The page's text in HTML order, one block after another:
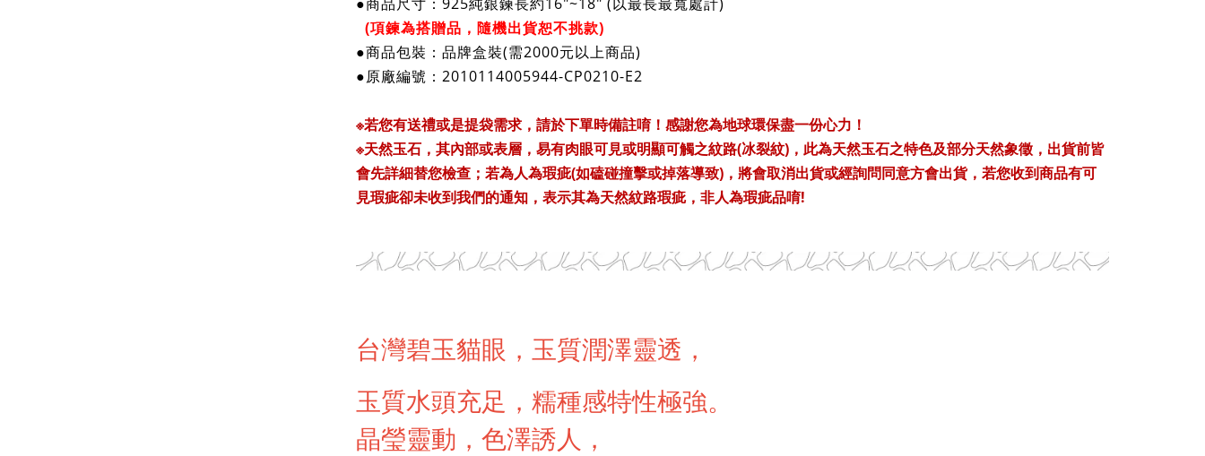
(項鍊為搭贈品，隨機出貨恕不挑款)
●商品包裝：品牌盒裝(需2000元以上商品)
●原廠編號：2010114005944-CP0210-E2
※若您有送禮或是提袋需求，請於下單時備註唷！感謝您為地球環保盡一份心力！
※天然玉石，其內部或表層，易有肉眼可見或明顯可觸之紋路(冰裂紋)， 此為天然玉石之特色及部分天然象徵，出貨前皆
會先詳細替您檢查；若為人為瑕疵(如磕碰撞擊或掉落導致)，將會取消出貨或經詢問同意方會出貨，若您收到商品有可
見瑕疵卻未收到我們的通知，表示其為天然紋路瑕疵，非人為瑕疵品唷!
台灣碧玉貓眼，玉質潤澤靈透，
玉質水頭充足，糯種感特性極強。
晶瑩靈動，色澤誘人，